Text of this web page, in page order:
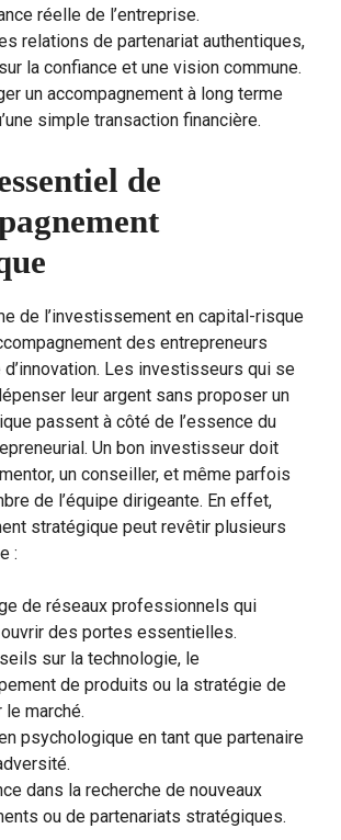
réelle de l’entreprise.
relations de partenariat authentiques,
la confiance et une vision commune.
un accompagnement à long terme
simple transaction financière.
de
de l’investissement en capital-risque
des entrepreneurs
Les investisseurs qui se
leur argent sans proposer un
passent à côté de l’essence du
Un bon investisseur doit
un conseiller, et même parfois
de l’équipe dirigeante. En effet,
stratégique peut revêtir plusieurs
:
de réseaux professionnels qui
des portes essentielles.
sur la technologie, le
de produits ou la stratégie de
marché.
psychologique en tant que partenaire
dans la recherche de nouveaux
ou de partenariats stratégiques.